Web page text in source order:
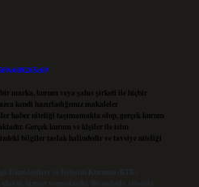
marka, kurum veya şahıs şirketi ile hiçbir
kendi hazırladığımız makaleler
haber niteliği taşımamakta olup, gerçek kurum
Gerçek kurum ve kişiler ile isim
bilgiler taslak halindedir ve tavsiye niteliği
Teknolojileri ve İletişim Kurumu (BTK)
hizmet vermektedir. Bu nedenle, sitedeki